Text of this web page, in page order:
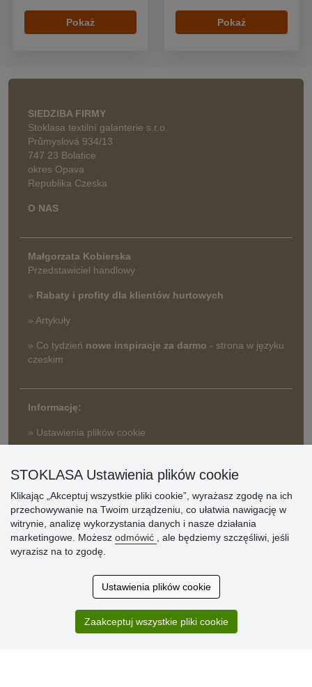
Pokaż Pokaż
SIEDZIBA FIRMY
Stoklasa textilní galanterie s.r.o.
Průmyslová 934/13
747 23 Bolatice
okres Opava
Republika Czeska
O NAS
Małgorzata Kobierska
Przedstawiciel handlowy
» Rabaty i profity dla klientów hurtowych
» Artykuły
» Co tydzień nowe inspiracje za darmo - strona w języku
czeskim
Informację:
» Ustawienia plików cookie
» Zasady przetwarzania danych osobowych
» Sposób dostawy i płatności
» Reklamacje
» Dlaczego należy się zarejestrować?
» Najczęściej zadawane pytania
klientów
STOKLASA Ustawienia plików cookie
Klikając „Akceptuj wszystkie pliki cookie”, wyrażasz zgodę na ich
przechowywanie na Twoim urządzeniu, co ułatwia nawigację w
witrynie, analizę wykorzystania danych i nasze działania
marketingowe. Możesz odmówić
, ale będziemy szczęśliwi, jeśli
wyrazisz na to zgodę.
Ustawienia plików cookie
Zaakceptuj wszystkie pliki cookie